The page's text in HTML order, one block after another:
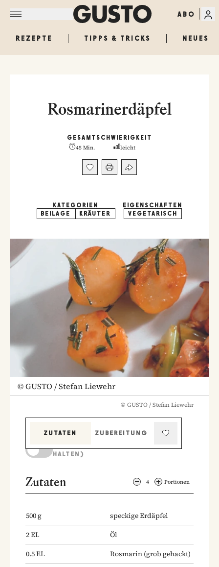
ABO
REZEPTE TIPPS & TRICKS NEUES
Rosmarinerdäpfel
GESAMT
45 Min.
SCHWIERIGKEIT
leicht
KATEGORIEN
BEILAGE
KRÄUTER
EIGENSCHAFTEN
VEGETARISCH
©GUSTO / Stefan Liewehr
© GUSTO / Stefan Liewehr
ZUTATEN
ZUBEREITUNG
HALTEN)
Zutaten 4 Portionen
500g
speckige Erdäpfel
2EL
Öl
0.5EL Rosmarin (grob gehackt)